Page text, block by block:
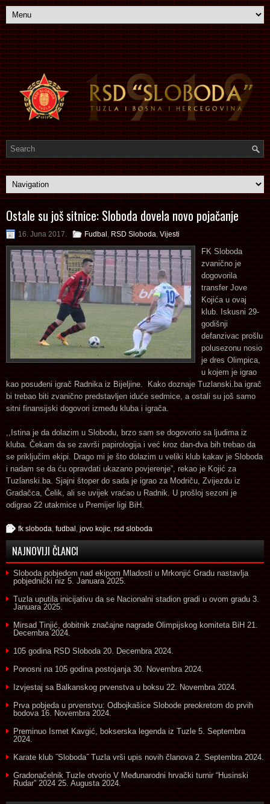
Ostale su još sitnice: Sloboda dovela novo pojačanje
16. Juna 2017. Fudbal RSD Sloboda Vijesti
FK Sloboda
zvanično je
dogovorila
transfer Jove
Kojića u ovaj
klub. Iskusni 29-
godišnji
defanzivac prošlu
polusezonu nosio
je dres Olimpica,
u kojem je igrao
kao posuđeni igrač Radnika iz Bijeljine. Kako doznaje Tuzlanski.ba igrač
bi trebao biti zvanično predstavljen iduće sedmice, a ostali su još samo
sitni finansijski dogovori između kluba i igrača.
,,Istina je da dolazim u Slobodu, brzo sam se dogovorio sa ljudima iz
kluba. Čekam da se završi papirologija i već kroz dan-dva bih trebao da
se priključim ekipi. Drago mi je što dolazim u veliki klub kakav je Sloboda
i nadam se da ću opravdati ukazano povjerenje”, rekao je Kojić za
Tuzlanski.ba. Sjajni štoper do sada je igrao za Modriču, Zvijezdu iz
Gradačca, Čelik, ali se uvijek vraćao u Radnik. U prošloj sezoni je
odigrao 22 utakmice u Premijer ligi BiH.
fk sloboda fudbal jovo kojic rsd sloboda
NAJNOVIJI ČLANCI
Sloboda pobjedom nad ekipom Mladosti u Mrkonjić Gradu nastavlja
pobjednički niz 5. Januara 2025.
Tuzla uputila inicijativu da se Nacionalni stadion gradi u ovom gradu 3.
Januara 2025.
Mirsad Tinjić, dobitnik značajne nagrade Olimpijskog komiteta BiH 21.
Decembra 2024.
105 godina RSD Sloboda 20. Decembra 2024.
Ponosni na 105 godina postojanja 30. Novembra 2024.
Izvjestaj sa Balkanskog prvenstva u boksu 22. Novembra 2024.
Prva pobjeda u prvenstvu: Odbojkašice Slobode preokretom do prvih
bodova 16. Novembra 2024.
Preminuo Ismet Kavgić, bokserska legenda iz Tuzle 5. Septembra
2024.
Karate klub ˝Sloboda˝ Tuzla vrši upis novih članova 2. Septembra 2024.
Gradonačelnik Tuzle otvorio V Međunarodni hrvački turnir “Husinski
Rudar” 2024 25. Augusta 2024.